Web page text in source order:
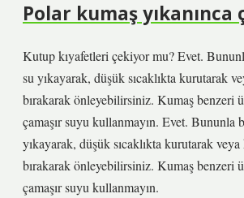
Polar kumaş yıkanınca
Kutup kıyafetleri çekiyor mu? Evet.
su yıkayarak, düşük sıcaklıkta kurutarak
bırakarak önleyebilirsiniz. Kumaş benzeri
çamaşır suyu kullanmayın. Evet. Bununla
yıkayarak, düşük sıcaklıkta kurutarak veya
bırakarak önleyebilirsiniz. Kumaş benzeri
çamaşır suyu kullanmayın.